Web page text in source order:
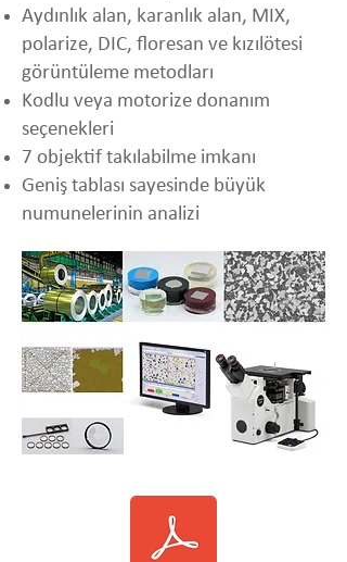
Aydınlık alan, karanlık alan, MIX,
polarize, DIC, floresan ve kızılötesi
görüntüleme metodları
Kodlu veya motorize donanım
seçenekleri
7 objektif takılabilme imkanı
Geniş tablası sayesinde büyük
numunelerinin analizi